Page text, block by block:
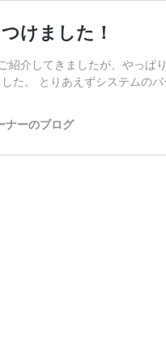
けました！
紹介してきましたが、やっ
た。 とりあえずシステムの
ナーのブログ